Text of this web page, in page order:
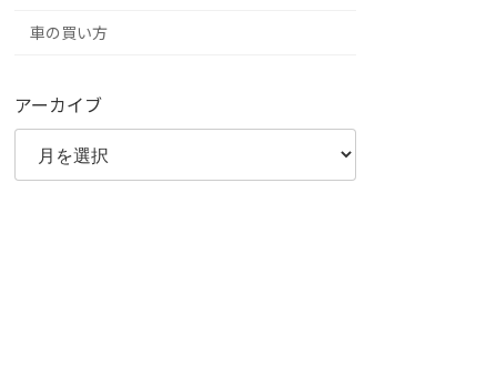
車の買い方
アーカイブ